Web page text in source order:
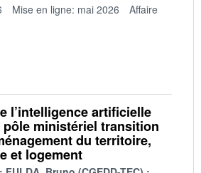
Mise en ligne: mai 2026
Affaire
l’intelligence artificielle
pôle ministériel transition
du territoire,
et logement